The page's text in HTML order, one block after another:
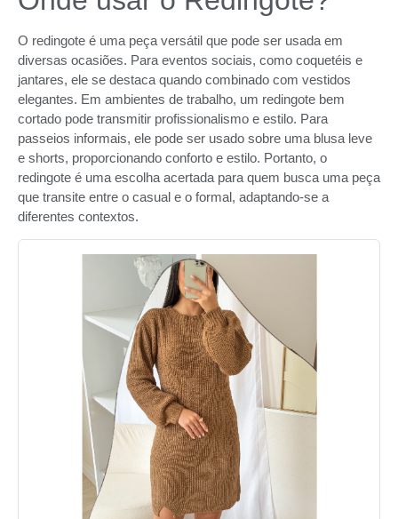
O redingote é uma peça versátil que pode ser usada em
diversas ocasiões. Para eventos sociais, como coquetéis e
jantares, ele se destaca quando combinado com vestidos
elegantes. Em ambientes de trabalho, um redingote bem
cortado pode transmitir profissionalismo e estilo. Para
passeios informais, ele pode ser usado sobre uma blusa leve
e shorts, proporcionando conforto e estilo. Portanto, o
redingote é uma escolha acertada para quem busca uma peça
que transite entre o casual e o formal, adaptando-se a
diferentes contextos.